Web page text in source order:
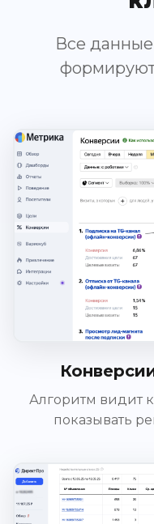
Все
Алгоритм видит
показывать